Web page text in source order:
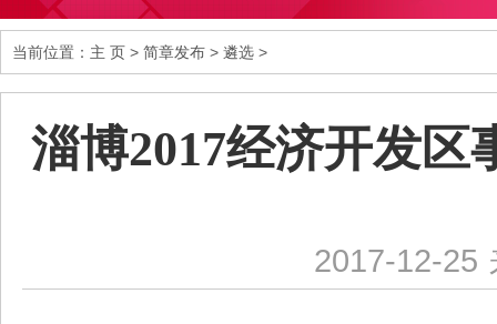
当前位置： 主 页 > 简章发布 > 遴选 >
淄博2017经济开发
2017-12-25